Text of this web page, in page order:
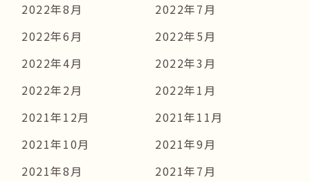
2022年8月
2022年7月
2022年6月
2022年5月
2022年4月
2022年3月
2022年2月
2022年1月
2021年12月
2021年11月
2021年10月
2021年9月
2021年8月
2021年7月